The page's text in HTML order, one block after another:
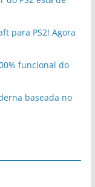
para PS2! Agora
funcional do
baseada no